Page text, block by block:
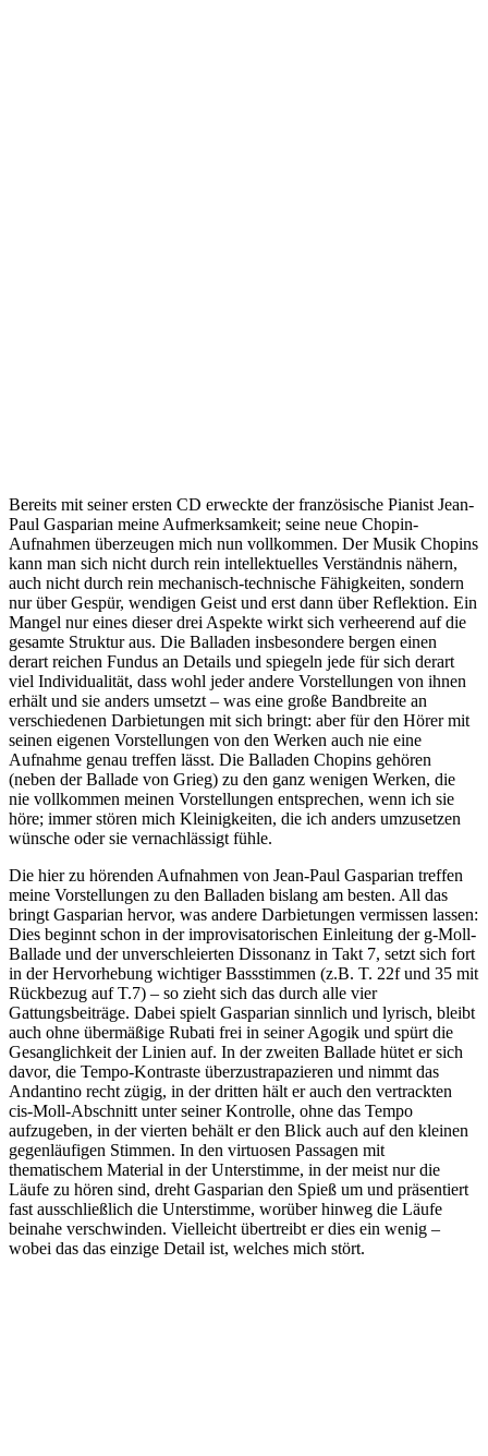
Bereits mit seiner ersten CD erweckte der französische Pianist Jean-
Paul Gasparian meine Aufmerksamkeit; seine neue Chopin-
Aufnahmen überzeugen mich nun vollkommen. Der Musik Chopins
kann man sich nicht durch rein intellektuelles Verständnis nähern,
auch nicht durch rein mechanisch-technische Fähigkeiten, sondern
nur über Gespür, wendigen Geist und erst dann über Reflektion. Ein
Mangel nur eines dieser drei Aspekte wirkt sich verheerend auf die
gesamte Struktur aus. Die Balladen insbesondere bergen einen
derart reichen Fundus an Details und spiegeln jede für sich derart
viel Individualität, dass wohl jeder andere Vorstellungen von ihnen
erhält und sie anders umsetzt – was eine große Bandbreite an
verschiedenen Darbietungen mit sich bringt: aber für den Hörer mit
seinen eigenen Vorstellungen von den Werken auch nie eine
Aufnahme genau treffen lässt. Die Balladen Chopins gehören
(neben der Ballade von Grieg) zu den ganz wenigen Werken, die
nie vollkommen meinen Vorstellungen entsprechen, wenn ich sie
höre; immer stören mich Kleinigkeiten, die ich anders umzusetzen
wünsche oder sie vernachlässigt fühle.
Die hier zu hörenden Aufnahmen von Jean-Paul Gasparian treffen
meine Vorstellungen zu den Balladen bislang am besten. All das
bringt Gasparian hervor, was andere Darbietungen vermissen lassen:
Dies beginnt schon in der improvisatorischen Einleitung der g-Moll-
Ballade und der unverschleierten Dissonanz in Takt 7, setzt sich fort
in der Hervorhebung wichtiger Bassstimmen (z.B. T. 22f und 35 mit
Rückbezug auf T.7) – so zieht sich das durch alle vier
Gattungsbeiträge. Dabei spielt Gasparian sinnlich und lyrisch, bleibt
auch ohne übermäßige Rubati frei in seiner Agogik und spürt die
Gesanglichkeit der Linien auf. In der zweiten Ballade hütet er sich
davor, die Tempo-Kontraste überzustrapazieren und nimmt das
Andantino recht zügig, in der dritten hält er auch den vertrackten
cis-Moll-Abschnitt unter seiner Kontrolle, ohne das Tempo
aufzugeben, in der vierten behält er den Blick auch auf den kleinen
gegenläufigen Stimmen. In den virtuosen Passagen mit
thematischem Material in der Unterstimme, in der meist nur die
Läufe zu hören sind, dreht Gasparian den Spieß um und präsentiert
fast ausschließlich die Unterstimme, worüber hinweg die Läufe
beinahe verschwinden. Vielleicht übertreibt er dies ein wenig –
wobei das das einzige Detail ist, welches mich stört.